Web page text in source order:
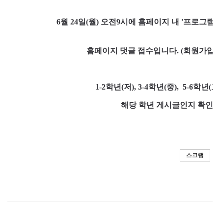
6월 24일(월) 오전9시에 홈페이지 내 '프로그램
홈페이지 댓글 접수입니다. (회원가입
1-2학년(저), 3-4학년(중), 5-6학년(
해당 학년 게시글인지 확인
스크랩